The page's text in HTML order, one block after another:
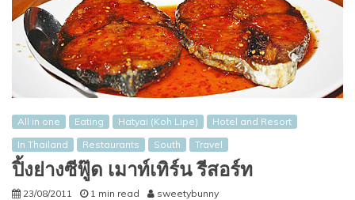
All in one Eating Hatyai (Koh Lipe)
Hotel and Resort
In Thailand
Restaurants South Travel
ปิ้งย่างซีฟู๊ด เมาท์เทิร์น รีสอร์ท
23/08/2011 1 min read sweetybunny